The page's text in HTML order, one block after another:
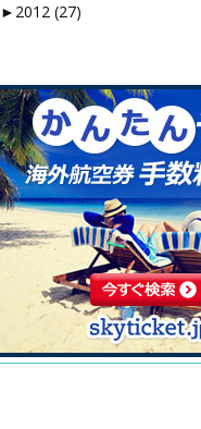
► 2012 (27)